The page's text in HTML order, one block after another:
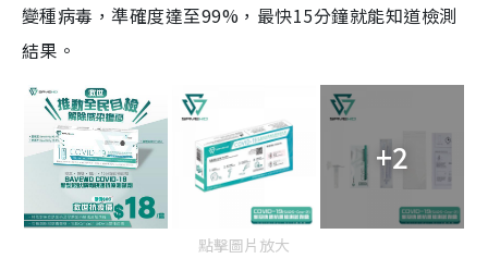
變種病毒，準確度達至99%，最快15分鐘就能知道檢測
結果。
+2
點擊圖片放大